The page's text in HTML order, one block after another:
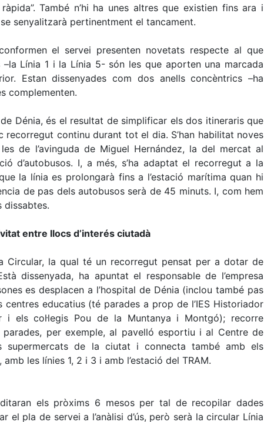
També n’hi ha unes altres que existien fins ara i
senyalitzarà pertinentment el tancament.
el servei presenten novetats respecte al que
Línia 1 i la Línia 5- són les que aporten una marcada
Estan dissenyades com dos anells concèntrics –ha
complementen.
Dénia, és el resultat de simplificar els dos itineraris que
recorregut continu durant tot el dia. S’han habilitat noves
de l’avinguda de Miguel Hernández, la del mercat al
d’autobusos. I, a més, s’ha adaptat el recorregut a la
la línia es prolongarà fins a l’estació marítima quan hi
de pas dels autobusos serà de 45 minuts. I, com hem
dissabtes.
entre llocs d’interés ciutadà
Circular, la qual té un recorregut pensat per a dotar de
dissenyada, ha apuntat el responsable de l’empresa
es desplacen a l’hospital de Dénia (inclou també pas
centres educatius (té parades a prop de l’IES Historiador
i els col·legis Pou de la Muntanya i Montgó); recorre
parades, per exemple, al pavelló esportiu i al Centre de
supermercats de la ciutat i connecta també amb els
les línies 1, 2 i 3 i amb l’estació del TRAM.
els pròxims 6 mesos per tal de recopilar dades
el pla de servei a l’anàlisi d’ús, però serà la circular Línia